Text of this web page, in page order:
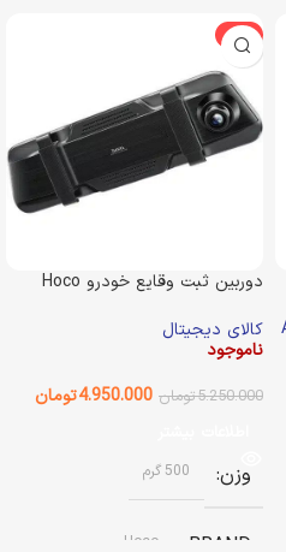
-6%
دوربین ثبت وقایع خودرو Hoco
کالای دیجیتال
ناموجود
5.250.000تومان 4.950.000تومان
وزن 500 گرم
BRAND
Hoco